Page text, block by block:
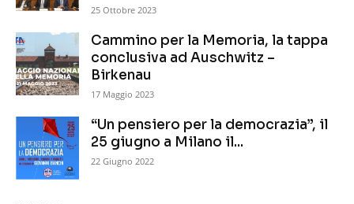
25 Ottobre 2023
Cammino per la Memoria, la tappa
conclusiva ad Auschwitz –
Birkenau
17 Maggio 2023
“Un pensiero per la democrazia”, il
25 giugno a Milano il...
22 Giugno 2022